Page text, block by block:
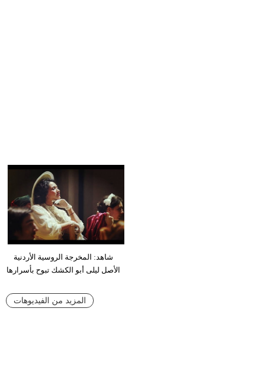
شاهد: المخرجة الروسية الأردنية
الأصل ليلى أبو الكشك تبوح بأسرارها
المزيد من الفيديوهات